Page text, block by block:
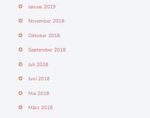
Januar 2019
November 2018
Oktober 2018
September 2018
Juli 2018
Juni 2018
Mai 2018
März 2018